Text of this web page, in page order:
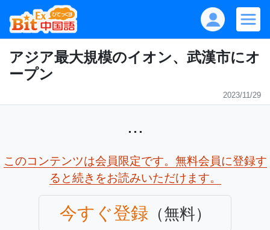
アジア最大規模のイオン、武漢市にオ
ープン
2023/11/29
...
このコンテンツは会員限定です。無料会員に登録す
ると続きをお読みいただけます。
今すぐ登録 （無料）